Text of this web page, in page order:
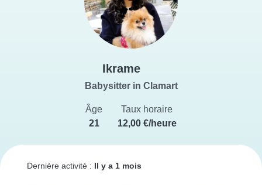
Ikrame
Babysitter in Clamart
Âge
21
Taux horaire
12,00 €/heure
Dernière activité : Il y a 1 mois